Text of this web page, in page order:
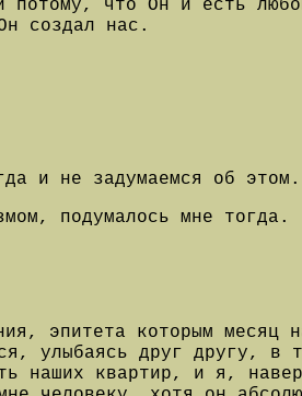
потому, что Он и есть
создал нас.
и не задумаемся об этом.
подумалось мне тогда.
эпитета которым месяц
улыбаясь друг другу, в
наших квартир, и я,